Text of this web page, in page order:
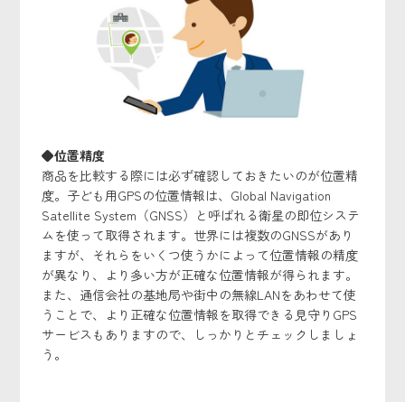
◆位置精度
商品を比較する際には必ず確認しておきたいのが位置精
度。子ども用GPSの位置情報は、Global Navigation
Satellite System（GNSS）と呼ばれる衛星の即位システ
ムを使って取得されます。世界には複数のGNSSがあり
ますが、それらをいくつ使うかによって位置情報の精度
が異なり、より多い方が正確な位置情報が得られます。
また、通信会社の基地局や街中の無線LANをあわせて使
うことで、より正確な位置情報を取得できる見守りGPS
サービスもありますので、しっかりとチェックしましょ
う。